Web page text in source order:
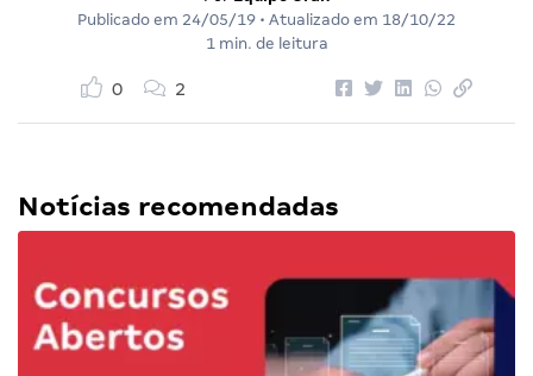
Publicado em 24/05/19 • Atualizado em 18/10/22
1 min. de leitura
0 2
Notícias recomendadas